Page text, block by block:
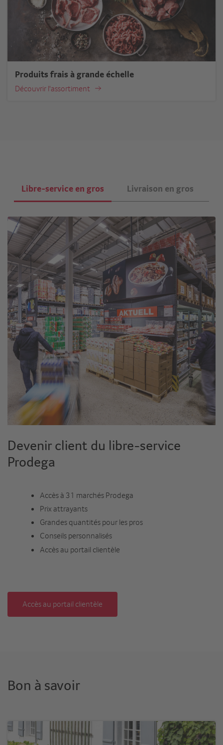
Produits frais à grande échelle
Découvrir l'assortiment
Libre-service en gros Livraison en gros
Devenir client du libre-service
Prodega
Accès à 31 marchés Prodega
Prix attrayants
Grandes quantités pour les pros
Conseils personnalisés
Accès au portail clientèle
Accès au portail clientèle
Bon à savoir